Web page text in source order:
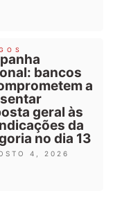
bancos
a
geral às
da
no dia 13
4, 2026